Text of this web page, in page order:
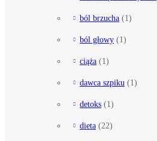
ból brzucha (1)
ból głowy (1)
ciąża (1)
dawca szpiku (1)
detoks (1)
dieta (22)